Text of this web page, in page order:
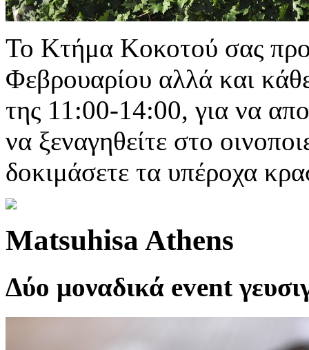
Το Κτήμα Κοκοτού σας
Φεβρουαρίου αλλά και
της 11:00-14:00, για να
να ξεναγηθείτε στο
δοκιμάσετε τα υπέροχα
Matsuhisa Athens
Δύο μοναδικά event